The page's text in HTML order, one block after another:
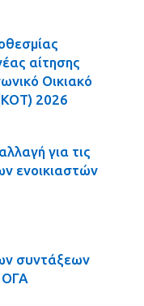
αίτησης
Οικιακό
2026
για τις
ενοικιαστών
συντάξεων
ΟΓΑ